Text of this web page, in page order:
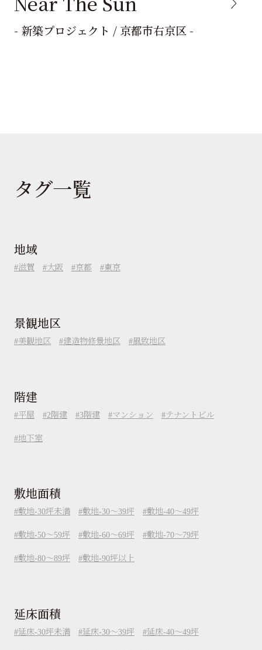
- 新築プロジェクト / 京都市右京区 -
タグ一覧
地域
滋賀 大阪 京都 東京
景観地区
美観地区 建造物修景地区 風致地区
階建
平屋 2階建 3階建 マンション テナントビル
地下室
敷地面積
敷地-30坪未満 敷地-30～39坪 敷地-40～49坪
敷地-50～59坪 敷地-60～69坪 敷地-70～79坪
敷地-80～89坪 敷地-90坪以上
延床面積
延床-30坪未満 延床-30～39坪 延床-40～49坪